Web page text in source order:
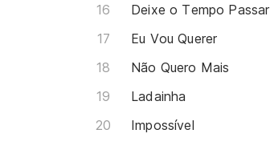
Deixe o Tempo Passar
Eu Vou Querer
Não Quero Mais
Ladainha
Impossível